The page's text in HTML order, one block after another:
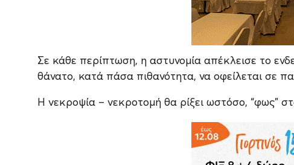
Σε κάθε περίπτωση, η αστυνομία απέκλεισε το
θάνατο, κατά πάσα πιθανότητα, να οφείλεται σε
Η νεκροψία – νεκροτομή θα ρίξει ωστόσο, “φως”